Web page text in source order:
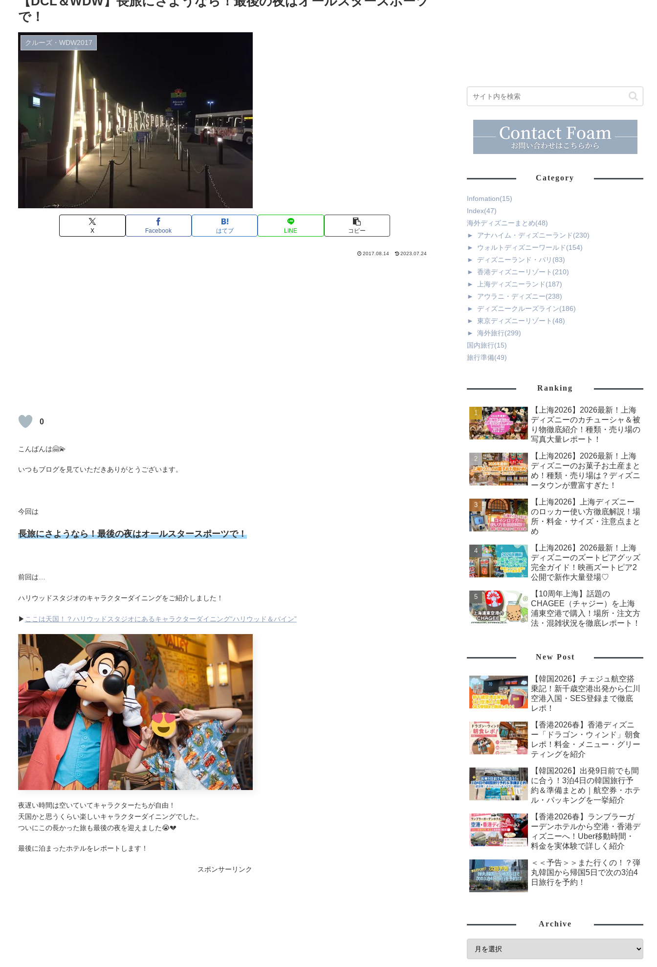
で！
クルーズ・WDW2017
X Facebook はてブ LINE コピー
2017.08.14 2023.07.24
0
こんばんは🤗💫
いつもブログを見ていただきありがとうございます。
今回は
長旅にさようなら！最後の夜はオールスタースポーツで！
前回は…
ハリウッドスタジオのキャラクターダイニングをご紹介しました！
▶ ここは天国！？ハリウッドスタジオにあるキャラクターダイニング“ハリウッド＆バイン”
夜遅い時間は空いていてキャラクターたちが自由！
天国かと思うくらい楽しいキャラクターダイニングでした。
ついにこの長かった旅も最後の夜を迎えました😭💔
最後に泊まったホテルをレポートします！
スポンサーリンク
Category
Infomation(15)
Index(47)
海外ディズニーまとめ(48)
►
アナハイム・ディズニーランド(230)
►
ウォルトディズニーワールド(154)
►
ディズニーランド・パリ (83)
►
香港ディズニーリゾート (210)
►
上海ディズニーランド(187)
►
アウラニ・ディズニー(238)
►
ディズニークルーズライン(186)
►
東京ディズニーリゾート (48)
►
海外旅行(299)
国内旅行(15)
旅行準備(49)
Ranking
【上海2026】2026最新！上海
ディズニーのカチューシャ＆被
り物徹底紹介！種類・売り場の
写真大量レポート！
【上海2026】2026最新！上海
ディズニーのお菓子お土産まと
め！種類・売り場は？ディズニ
ータウンが豊富すぎた！
【上海2026】上海ディズニー
のロッカー使い方徹底解説！場
所・料金・サイズ・注意点まと
め
【上海2026】2026最新！上海
ディズニーのズートピアグッズ
完全ガイド！映画ズートピア2
公開で新作大量登場♡
【10周年上海】話題の
CHAGEE（チャジー）を上海
浦東空港で購入！場所・注文方
法・混雑状況を徹底レポート！
New Post
【韓国2026】チェジュ航空搭
乗記！新千歳空港出発から仁川
空港入国・SES登録まで徹底
レポ！
【香港2026春】香港ディズニ
ー「ドラゴン・ウィンド」朝食
レポ！料金・メニュー・グリー
ティングを紹介
【韓国2026】出発9日前でも間
に合う！3泊4日の韓国旅行予
約＆準備まとめ｜航空券・ホテ
ル・パッキングを一挙紹介
【香港2026春】ランブラーガ
ーデンホテルから空港・香港デ
ィズニーへ！Uber移動時間・
料金を実体験で詳しく紹介
＜＜予告＞＞また行くの！？弾
丸韓国から帰国5日で次の3泊4
日旅行を予約！
Archive